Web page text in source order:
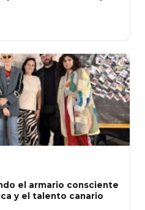
el armario consciente
y el talento canario